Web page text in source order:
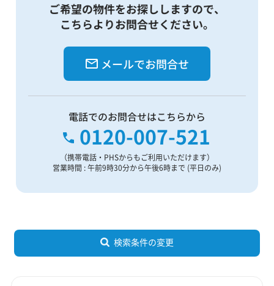
ご希望の物件をお探ししますので、
こちらよりお問合せください。
メールでお問合せ
電話でのお問合せはこちらから
0120-007-521
（携帯電話・PHSからもご利用いただけます）
営業時間 : 午前9時30分から午後6時まで (平日のみ)
検索条件の変更